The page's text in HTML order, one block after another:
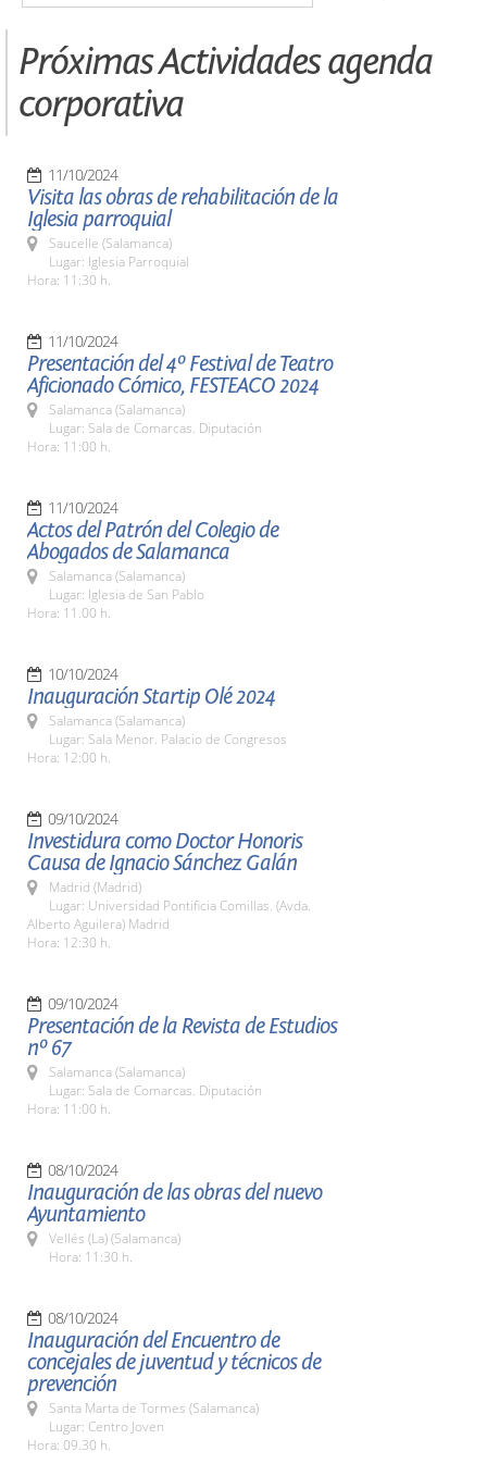
Próximas Actividades agenda
corporativa
11/10/2024
Visita las obras de rehabilitación de la
Iglesia parroquial
Saucelle (Salamanca)
Lugar: Iglesia Parroquial
Hora: 11:30 h.
11/10/2024
Presentación del 4º Festival de Teatro
Aficionado Cómico, FESTEACO 2024
Salamanca (Salamanca)
Lugar: Sala de Comarcas. Diputación
Hora: 11:00 h.
11/10/2024
Actos del Patrón del Colegio de
Abogados de Salamanca
Salamanca (Salamanca)
Lugar: Iglesia de San Pablo
Hora: 11.00 h.
10/10/2024
Inauguración Startip Olé 2024
Salamanca (Salamanca)
Lugar: Sala Menor. Palacio de Congresos
Hora: 12:00 h.
09/10/2024
Investidura como Doctor Honoris
Causa de Ignacio Sánchez Galán
Madrid (Madrid)
Lugar: Universidad Pontificia Comillas. (Avda.
Alberto Aguilera) Madrid
Hora: 12:30 h.
09/10/2024
Presentación de la Revista de Estudios
nº 67
Salamanca (Salamanca)
Lugar: Sala de Comarcas. Diputación
Hora: 11:00 h.
08/10/2024
Inauguración de las obras del nuevo
Ayuntamiento
Vellés (La) (Salamanca)
Hora: 11:30 h.
08/10/2024
Inauguración del Encuentro de
concejales de juventud y técnicos de
prevención
Santa Marta de Tormes (Salamanca)
Lugar: Centro Joven
Hora: 09.30 h.